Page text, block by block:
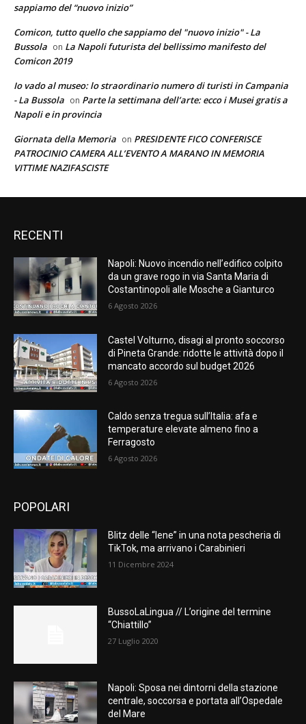
sappiamo del “nuovo inizio”
Comicon, tutto quello che sappiamo del "nuovo inizio" - La
Bussola on La Napoli futurista del bellissimo manifesto del
Comicon 2019
Io vado al museo: lo straordinario numero di turisti in Campania
- La Bussola on Parte la settimana dell’arte: ecco i Musei gratis a
Napoli e in provincia
Giornata della Memoria on PRESIDENTE FICO CONFERISCE
PATROCINIO CAMERA ALL’EVENTO A MARANO IN MEMORIA
VITTIME NAZIFASCISTE
RECENTI
Napoli: Nuovo incendio nell’edifico colpito
da un grave rogo in via Santa Maria di
Costantinopoli alle Mosche a Gianturco
6 Agosto 2026
Castel Volturno, disagi al pronto soccorso
di Pineta Grande: ridotte le attività dopo il
mancato accordo sul budget 2026
6 Agosto 2026
Caldo senza tregua sull’Italia: afa e
temperature elevate almeno fino a
Ferragosto
6 Agosto 2026
POPOLARI
Blitz delle “Iene” in una nota pescheria di
TikTok, ma arrivano i Carabinieri
11 Dicembre 2024
BussoLaLingua // L’origine del termine
“Chiattillo”
27 Luglio 2020
Napoli: Sposa nei dintorni della stazione
centrale, soccorsa e portata all’Ospedale
del Mare